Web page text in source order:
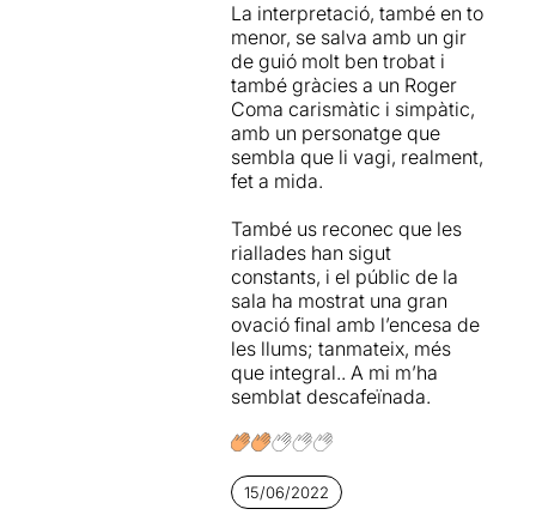
No soc amant de les
comèdies però reconec que
és agraïda i vaig riure molt
tot i que les bromes són
fàcils i una mica massa
explícites. El riure del públic
hi va ser present durant tota
destapar el gran negoci de
la felicitat i del creixement
personal. I és que sembla a
ser que ara, tots hem de
buscar uncoach. Potser
perquè els necessitem.
Potser perquè en mirem
massa el melic. Segurament
La interpretació, també en to
menor, se salva amb un gir
de guió molt ben trobat i
també gràcies a un Roger
Coma carismàtic i simpàtic,
amb un personatge que
sembla que li vagi, realment,
fet a mida.
També us reconec que les
riallades han sigut
constants, i el públic de la
sala ha mostrat una gran
ovació final amb l’encesa de
les llums; tanmateix, més
que integral.. A mi m’ha
semblat descafeïnada.
15/06/2022